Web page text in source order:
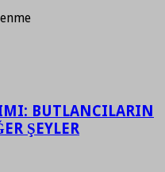
BUTLANCILARIN
ŞEYLER